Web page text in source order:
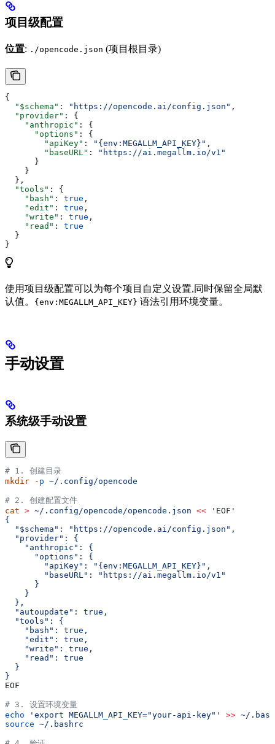
项目级配置
位置: ./opencode.json (项目根目录)
{
  "$schema"
: "https://opencode.ai/config.json" ,
  "provider"
: {
    "anthropic"
: {
      "options"
: {
        "apiKey"
: "{env:MEGALLM_API_KEY}" ,
        "baseURL"
:
"https://ai.megallm.io/v1"
      }
    }
  },
  "tools"
: {
    "bash"
: true ,
    "edit"
: true ,
    "write"
: true ,
    "read"
: true
  }
}
使用项目级配置可以为每个项目自定义设置,同时保留全局默
认值。
{env:MEGALLM_API_KEY} 语法引用环境变量。
手动设置
系统级手动设置
# 1. 创建目录
mkdir -p ~/.config/opencode
# 2. 创建配置文件
cat > ~/.config/opencode/opencode.json << 'EOF'
{
  "$schema": "https://opencode.ai/config.json",
  "provider": {
    "anthropic": {
      "options": {
        "apiKey": "{env:MEGALLM_API_KEY}",
        "baseURL": "https://ai.megallm.io/v1"
      }
    }
  },
  "autoupdate": true,
  "tools": {
    "bash": true,
    "edit": true,
    "write": true,
    "read": true
  }
}
EOF
# 3. 设置环境变量
echo 'export MEGALLM_API_KEY="your-api-key"' >> ~/
source ~/.bashrc